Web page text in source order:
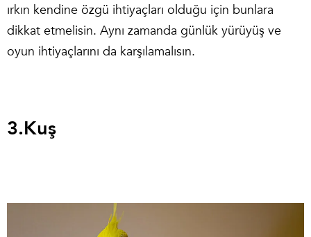
ırkın kendine özgü ihtiyaçları olduğu için bunlara
dikkat etmelisin. Aynı zamanda günlük yürüyüş ve
oyun ihtiyaçlarını da karşılamalısın.
3.Kuş